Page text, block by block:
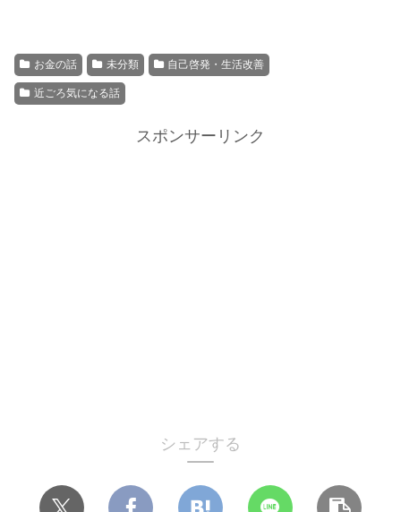
お金の話 未分類 自己啓発・生活改善
近ごろ気になる話
スポンサーリンク
シェアする